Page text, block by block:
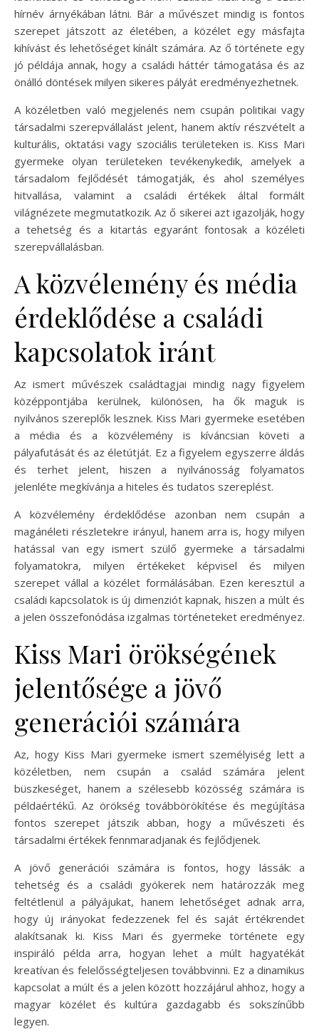
hírnév árnyékában látni. Bár a művészet mindig is fontos
szerepet játszott az életében, a közélet egy másfajta
kihívást és lehetőséget kínált számára. Az ő története egy
jó példája annak, hogy a családi háttér támogatása és az
önálló döntések milyen sikeres pályát eredményezhetnek.
A közéletben való megjelenés nem csupán politikai vagy
társadalmi szerepvállalást jelent, hanem aktív részvételt a
kulturális, oktatási vagy szociális területeken is. Kiss Mari
gyermeke olyan területeken tevékenykedik, amelyek a
társadalom fejlődését támogatják, és ahol személyes
hitvallása, valamint a családi értékek által formált
világnézete megmutatkozik. Az ő sikerei azt igazolják, hogy
a tehetség és a kitartás egyaránt fontosak a közéleti
szerepvállalásban.
A közvélemény és média
érdeklődése a családi
kapcsolatok iránt
Az ismert művészek családtagjai mindig nagy figyelem
középpontjába kerülnek, különösen, ha ők maguk is
nyilvános szereplők lesznek. Kiss Mari gyermeke esetében
a média és a közvélemény is kíváncsian követi a
pályafutását és az életútját. Ez a figyelem egyszerre áldás
és terhet jelent, hiszen a nyilvánosság folyamatos
jelenléte megkívánja a hiteles és tudatos szereplést.
A közvélemény érdeklődése azonban nem csupán a
magánéleti részletekre irányul, hanem arra is, hogy milyen
hatással van egy ismert szülő gyermeke a társadalmi
folyamatokra, milyen értékeket képvisel és milyen
szerepet vállal a közélet formálásában. Ezen keresztül a
családi kapcsolatok is új dimenziót kapnak, hiszen a múlt és
a jelen összefonódása izgalmas történeteket eredményez.
Kiss Mari örökségének
jelentősége a jövő
generációi számára
Az, hogy Kiss Mari gyermeke ismert személyiség lett a
közéletben, nem csupán a család számára jelent
büszkeséget, hanem a szélesebb közösség számára is
példaértékű. Az örökség továbbörökítése és megújítása
fontos szerepet játszik abban, hogy a művészeti és
társadalmi értékek fennmaradjanak és fejlődjenek.
A jövő generációi számára is fontos, hogy lássák: a
tehetség és a családi gyökerek nem határozzák meg
feltétlenül a pályájukat, hanem lehetőséget adnak arra,
hogy új irányokat fedezzenek fel és saját értékrendet
alakítsanak ki. Kiss Mari és gyermeke története egy
inspiráló példa arra, hogyan lehet a múlt hagyatékát
kreatívan és felelősségteljesen továbbvinni. Ez a dinamikus
kapcsolat a múlt és a jelen között hozzájárul ahhoz, hogy a
magyar közélet és kultúra gazdagabb és sokszínűbb
legyen.